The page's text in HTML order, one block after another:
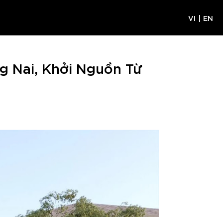
VI | EN
Nai, Khởi Nguồn Từ